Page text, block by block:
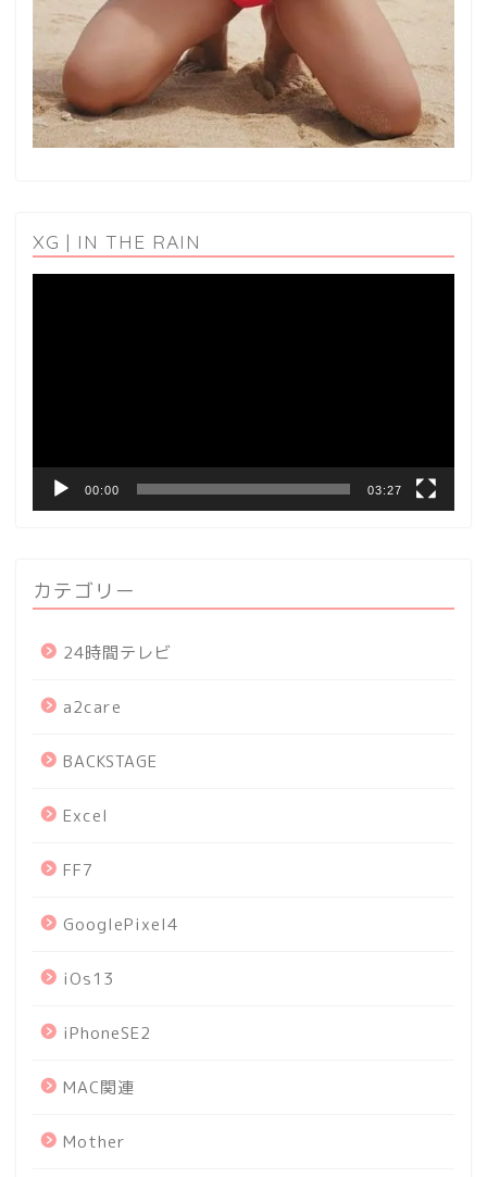
XG | IN THE RAIN
00:00 03:27
カテゴリー
24時間テレビ
a2care
BACKSTAGE
Excel
FF7
GooglePixel4
iOs13
iPhoneSE2
MAC関連
Mother